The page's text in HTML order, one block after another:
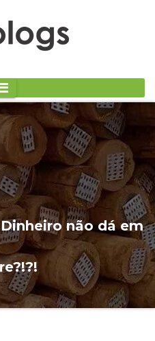
não dá em